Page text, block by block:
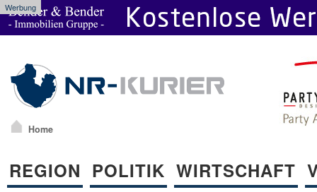
Werbung
Home
REGION POLITIK WIRTSCHAFT